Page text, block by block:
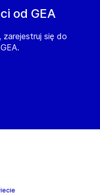
od GEA
zarejestruj się do